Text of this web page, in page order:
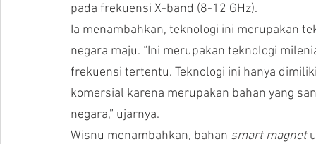
pada frekuensi X-band (8-12 GHz).
Ia menambahkan, teknologi ini merupakan
negara maju. “Ini merupakan teknologi
frekuensi tertentu. Teknologi ini hanya
komersial karena merupakan bahan yang
negara,” ujarnya.
Wisnu menambahkan, bahan smart magnet